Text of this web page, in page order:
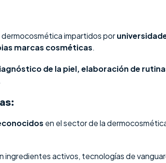
impartidos por
marcas cosméticas.
de la piel, elaboración de
en el sector de la
ingredientes activos, tecnologías de